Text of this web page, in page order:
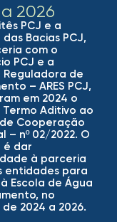
2026
PCJ e a
Bacias PCJ,
com o
PCJ e a
Reguladora de
– ARES PCJ,
em 2024 o
Termo Aditivo ao
Cooperação
– nº 02/2022. O
é dar
à parceria
entidades para
Escola de Água
no
2024 a 2026.